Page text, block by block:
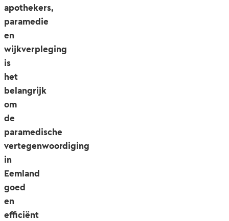
apothekers,
paramedie
en
wijkverpleging
is
het
belangrijk
om
de
paramedische
vertegenwoordiging
in
Eemland
goed
en
efficiënt